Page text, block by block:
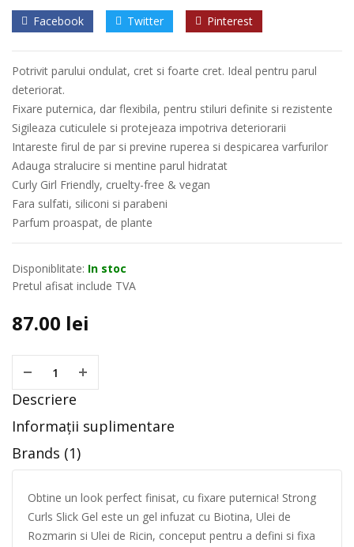
Facebook Twitter Pinterest
Potrivit parului ondulat, cret si foarte cret. Ideal pentru parul
deteriorat.
Fixare puternica, dar flexibila, pentru stiluri definite si rezistente
Sigileaza cuticulele si protejeaza impotriva deteriorarii
Intareste firul de par si previne ruperea si despicarea varfurilor
Adauga stralucire si mentine parul hidratat
Curly Girl Friendly, cruelty-free & vegan
Fara sulfati, siliconi si parabeni
Parfum proaspat, de plante
Disponiblitate: In stoc
Pretul afisat include TVA
87.00 lei
Descriere
Informații suplimentare
Brands (1)
Obtine un look perfect finisat, cu fixare puternica! Strong
Curls Slick Gel este un gel infuzat cu Biotina, Ulei de
Rozmarin si Ulei de Ricin, conceput pentru a defini si fixa